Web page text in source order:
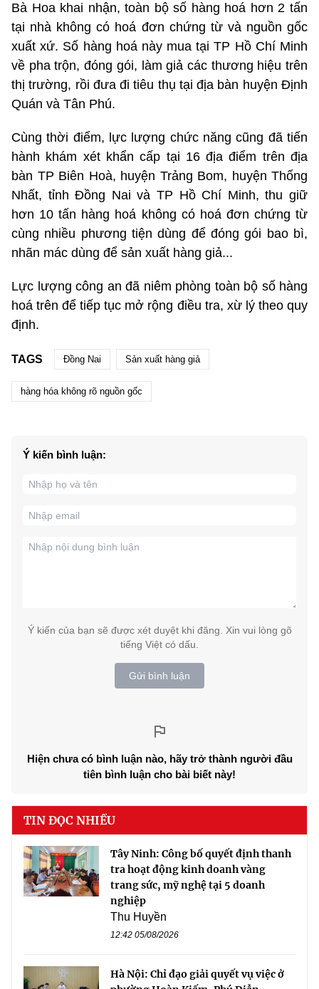
Bà Hoa khai nhận, toàn bộ số hàng hoá hơn 2 tấn
tại nhà không có hoá đơn chứng từ và nguồn gốc
xuất xứ. Số hàng hoá này mua tại TP Hồ Chí Minh
về pha trộn, đóng gói, làm giả các thương hiệu trên
thị trường, rồi đưa đi tiêu thụ tại địa bàn huyện Định
Quán và Tân Phú.
Cùng thời điểm, lực lượng chức năng cũng đã tiến
hành khám xét khẩn cấp tại 16 địa điểm trên địa
bàn TP Biên Hoà, huyện Trảng Bom, huyện Thống
Nhất, tỉnh Đồng Nai và TP Hồ Chí Minh, thu giữ
hơn 10 tấn hàng hoá không có hoá đơn chứng từ
cùng nhiều phương tiện dùng để đóng gói bao bì,
nhãn mác dùng để sản xuất hàng giả...
Lực lượng công an đã niêm phòng toàn bộ số hàng
hoá trên để tiếp tục mở rộng điều tra, xừ lý theo quy
định.
TAGS Đồng Nai Sản xuất hàng giả
hàng hóa không rõ nguồn gốc
Ý kiến bình luận:
Ý kiến của bạn sẽ được xét duyệt khi đăng. Xin vui lòng gõ
tiếng Việt có dấu.
Gửi bình luận
Hiện chưa có bình luận nào, hãy trở thành người đầu
tiên bình luận cho bài biết này!
TIN ĐỌC NHIỀU
Tây Ninh: Công bố quyết định thanh
tra hoạt động kinh doanh vàng
trang sức, mỹ nghệ tại 5 doanh
nghiệp
Thu Huyền
12:42 05/08/2026
Hà Nội: Chỉ đạo giải quyết vụ việc ở